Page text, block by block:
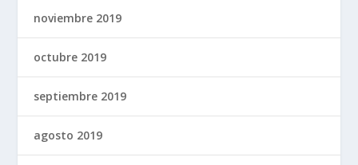
noviembre 2019
octubre 2019
septiembre 2019
agosto 2019